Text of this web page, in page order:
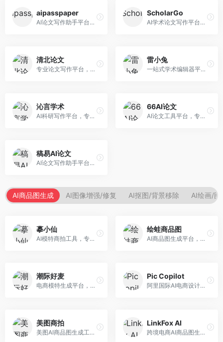
aipasspaper
AI论文写作助手平台，提供智能化的学术写作支持。面向大学生和研究人员，支持多种学科论文生成，提供参考文献管理和格式规范服务，写作效率高。
ScholarGo
AI学术论文写作平台，专注于理工科领域的逻辑构建。面向理工科研究生和科研工作者，提供公式编辑、数据分析、论文结构优化等服务，理工科写作逻辑严谨。
清北论文
专业论文写作平台，依托高校学术资源。面向本科生和研究生，提供论文指导、写作辅助、查重检测等服务，学术规范性强，适合追求高质量论文的用户。
雷小兔
一站式学术编辑器平台，覆盖论文写作全流程。面向高校学生和科研人员，提供选题分析、文献检索、论文生成、查重降重等服务，操作流程清晰，学术写作效率显著提升。
沁言学术
AI科研写作平台，专注于学术研究辅助。面向研究生和科研工作者，提供文献分析、研究方法指导、论文撰写等服务，学术资源丰富，研究支持全面。
66AI论文
AI论文工具平台，专注于高质量低查重论文生成。面向大学生和研究生，提供论文写作、降重修改等服务，生成内容原创度高，查重率低。
稿易AI论文
AI论文写作助手平台，提供智能化学术写作支持。面向高校学生，支持多种论文类型生成，提供参考文献管理和格式规范服务，操作流程简单。
AI商品图生成 AI图像增强/修复 AI抠图/背景移除 AI绘画/图
摹小仙
AI模特商拍工具，专注于服装电商。面向服装电商卖家，提供虚拟模特试穿、商品展示图生成等服务，模特形象多样，拍摄成本低。
绘蛙商品图
AI商品图生成平台，支持模特换装和场景生成。面向电商卖家，提供商品上身效果展示、场景化商品图生成等服务，电商营销效果显著。
潮际好麦
电商模特生成平台，支持AI虚拟模特创作。面向服装和配饰电商，提供模特试穿、商品展示、营销素材生成等服务，模特形象可定制。
Pic Copilot
阿里国际AI电商设计工具，专注于跨境电商。面向跨境电商卖家，提供商品图优化、营销海报生成、多语言适配等服务，海外市场适配性强。
美图商拍
美图AI商品图生成工具，整合美图生态。面向电商卖家，提供商品图美化、模特替换、场景生成等服务，移动端操作便捷。
LinkFox AI
跨境电商AI商品图生成工具。面向跨境电商卖家，支持多语言商品图生成、模特替换、场景优化等服务，适配海外电商平台需求。